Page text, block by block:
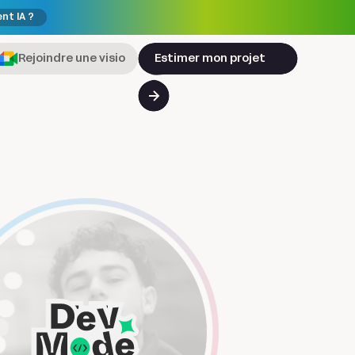
IA ?
Rejoindre une visio Estimer mon projet